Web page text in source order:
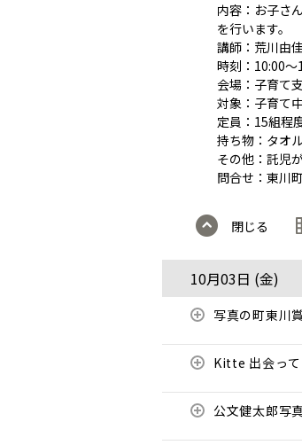
内容：お子さ
を行います。
講師：荒川由
時刻：10:00～
会場：子育て
対象：子育て
定員：15組程
持ち物：タオ
その他：託児
問合せ：東川
閉じる
10月03日 (金)
写真の町東川
Kitte 出会って
公文健太郎写